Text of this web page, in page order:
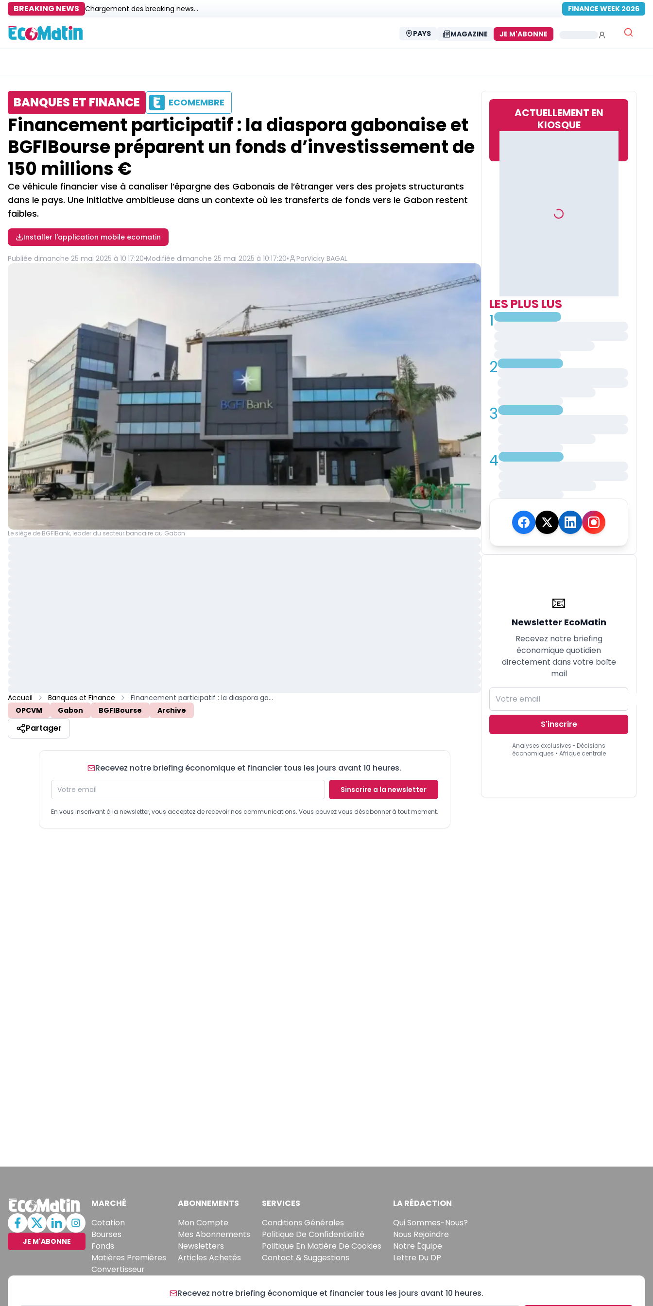
BREAKING NEWS Chargement des breaking news... FINANCE WEEK 2026
PAYS MAGAZINE JE M'ABONNE
BANQUES ET FINANCE ECOMEMBRE
Financement participatif : la diaspora gabonaise et
BGFIBourse préparent un fonds d’investissement de
150 millions €
Ce véhicule financier vise à canaliser l’épargne des Gabonais de l’étranger vers des projets structurants
dans le pays. Une initiative ambitieuse dans un contexte où les transferts de fonds vers le Gabon restent
faibles.
Installer l'application mobile ecomatin
Publiée dimanche 25 mai 2025 à 10:17:20 Modifiée dimanche 25 mai 2025 à 10:17:20 ParVicky BAGAL
Le siège de BGFIBank, leader du secteur bancaire au Gabon
Accueil Banques et Finance
Financement participatif : la diaspora gabonaise et BGFIBourse préparent un fonds d’investissement de 150 millions €
OPCVM
Gabon BGFIBourse Archive
Partager
Recevez notre briefing économique et financier tous les jours avant 10 heures.
Sinscrire a la newsletter
En vous inscrivant à la newsletter, vous acceptez de recevoir nos communications. Vous pouvez vous désabonner à tout moment.
ACTUELLEMENT EN
KIOSQUE
LES PLUS LUS
1
2
3
4
📧
Newsletter EcoMatin
Recevez notre briefing
économique quotidien
directement dans votre boîte
mail
S'inscrire
Analyses exclusives • Décisions
économiques • Afrique centrale
JE M'ABONNE
MARCHÉ
Cotation
Bourses
Fonds
Matières Premières
Convertisseur
ABONNEMENTS
Mon Compte
Mes Abonnements
Newsletters
Articles Achetés
SERVICES
Conditions Générales
Politique De Confidentialité
Politique En Matière De Cookies
Contact & Suggestions
LA RÉDACTION
Qui Sommes-Nous?
Nous Rejoindre
Notre Équipe
Lettre Du DP
Recevez notre briefing économique et financier tous les jours avant 10 heures.